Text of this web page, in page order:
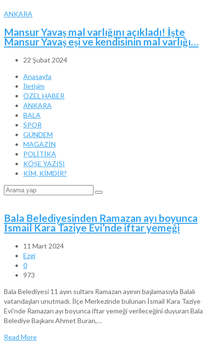
ANKARA
Mansur Yavaş mal varlığını açıkladı! İşte
Mansur Yavaş eşi ve kendisinin mal varlığı…
22 Şubat 2024
Anasayfa
İletişim
ÖZEL HABER
ANKARA
BALA
SPOR
GÜNDEM
MAGAZİN
POLİTİKA
KÖŞE YAZISI
KİM, KİMDİR?
Bala Belediyesinden Ramazan ayı boyunca
İsmail Kara Taziye Evi’nde iftar yemeği
11 Mart 2024
Ezgi
0
973
Bala Belediyesi 11 ayın sultanı Ramazan ayının başlamasıyla Balalı
vatandaşları unutmadı. İlçe Merkezinde bulunan İsmail Kara Taziye
Evi’nde Ramazan ayı boyunca iftar yemeği verileceğini duyuran Bala
Belediye Başkanı Ahmet Buran,…
Read More